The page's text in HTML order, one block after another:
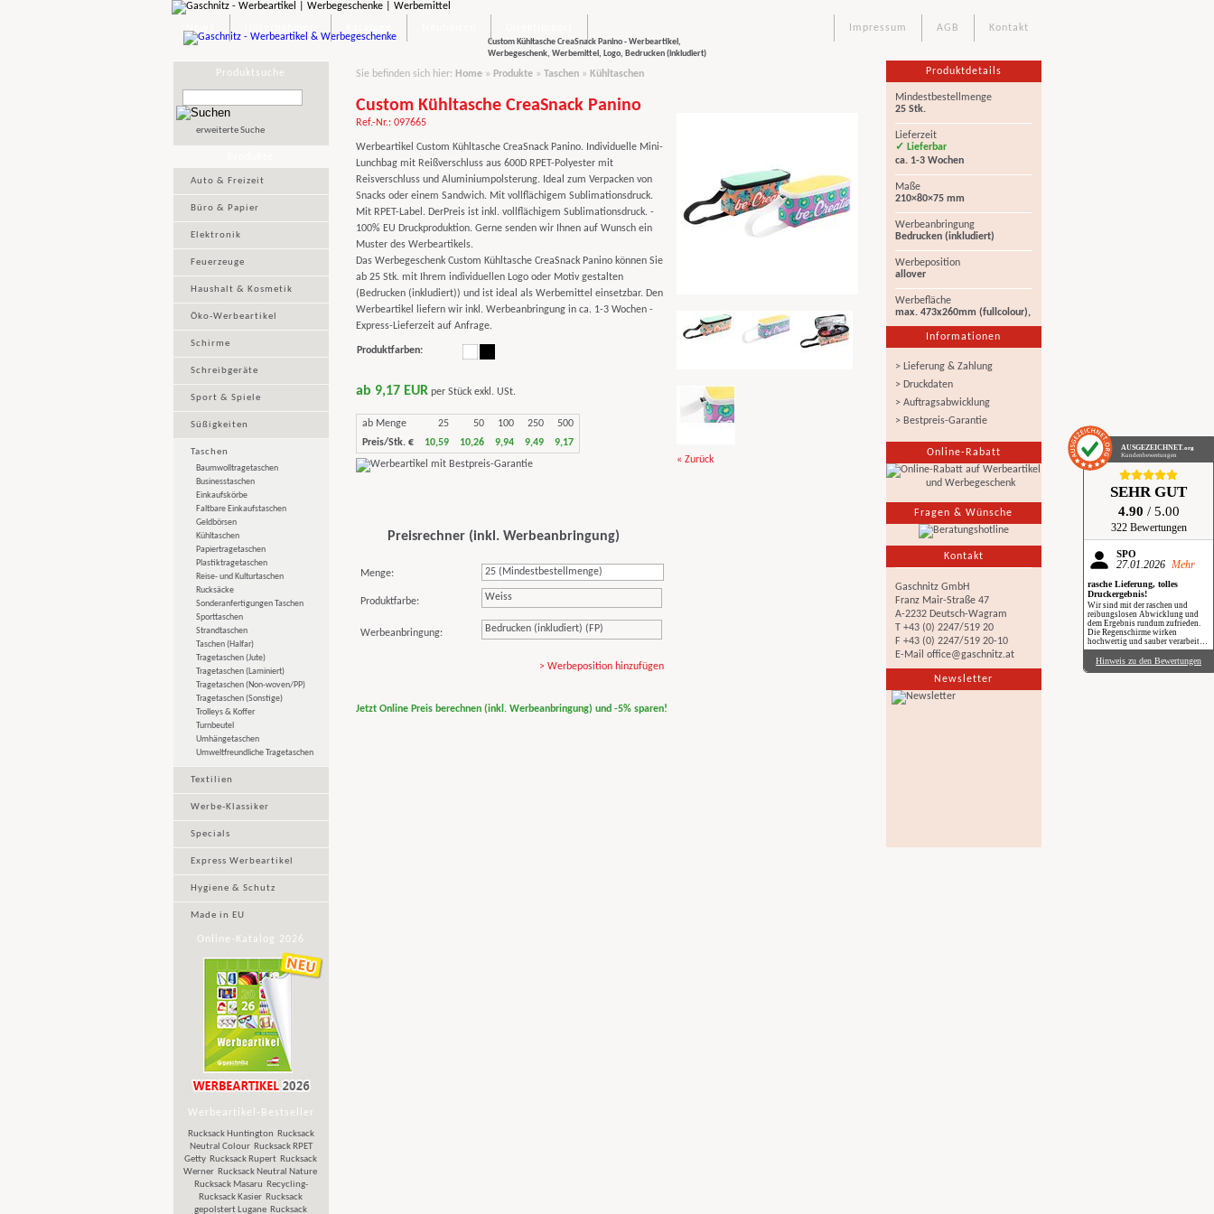
AUSGEZEICHNET.org
Kundenbewertungen
SEHR GUT
4.90 / 5.00
322 Bewertungen
SPÖ
27.01.2026 Mehr
rasche Lieferung, tolles
Druckergebnis!
Wir sind mit der raschen und
reibungslosen Abwicklung und
dem Ergebnis rundum zufrieden.
Die Regenschirme wirken
hochwertig und sauber verarbeitet.
Besonders positiv: Der Druck ist
gestochen scharf, farbintensiv und
auch bei genauerem Hinsehen sehr
Hinweis zu den Bewertungen
Custom Kühltasche CreaSnack Panino - Werbeartikel,
Werbegeschenk, Werbemittel, Logo, Bedrucken (inkludiert)
Kontakt
AGB
Impressum
Produktsuche
erweiterte Suche
Auto & Freizeit
Büro & Papier
Elektronik
Feuerzeuge
Haushalt & Kosmetik
Öko-Werbeartikel
Schirme
Schreibgeräte
Sport & Spiele
Süßigkeiten
Taschen
Baumwolltragetaschen
Businesstaschen
Einkaufskörbe
Faltbare Einkaufstaschen
Geldbörsen
Kühltaschen
Papiertragetaschen
Plastiktragetaschen
Reise- und Kulturtaschen
Rucksäcke
Sonderanfertigungen Taschen
Sporttaschen
Strandtaschen
Taschen (Halfar)
Tragetaschen (Jute)
Tragetaschen (Laminiert)
Tragetaschen (Non-woven/PP)
Tragetaschen (Sonstige)
Trolleys & Koffer
Turnbeutel
Umhängetaschen
Umweltfreundliche Tragetaschen
Textilien
Werbe-Klassiker
Specials
Express Werbeartikel
Hygiene & Schutz
Made in EU
Online-Katalog 2026
Werbeartikel-Bestseller
Rucksack Huntington Rucksack
Neutral Colour Rucksack RPET
Getty Rucksack Rupert Rucksack
Werner Rucksack Neutral Nature
Rucksack Masaru Recycling-
Rucksack Kasier Rucksack
gepolstert Lugane Rucksack
Sie befinden sich hier: Home» Produkte» Taschen» Kühltaschen
Custom Kühltasche CreaSnack Panino
Ref.-Nr.: 097665
Werbeartikel Custom Kühltasche CreaSnack Panino. Individuelle Mini-
Lunchbag mit Reißverschluss aus 600D RPET-Polyester mit
Reisverschluss und Aluminiumpolsterung. Ideal zum Verpacken von
Snacks oder einem Sandwich. Mit vollflächigem Sublimationsdruck.
Mit RPET-Label. DerPreis ist inkl. vollflächigem Sublimationsdruck. -
100% EU Druckproduktion. Gerne senden wir Ihnen auf Wunsch ein
Muster des Werbeartikels.
Das Werbegeschenk Custom Kühltasche CreaSnack Panino können Sie
ab 25 Stk. mit Ihrem individuellen Logo oder Motiv gestalten
(Bedrucken (inkludiert)) und ist ideal als Werbemittel einsetzbar. Den
Werbeartikel liefern wir inkl. Werbeanbringung in ca. 1-3 Wochen -
Express-Lieferzeit auf Anfrage.
Produktfarben:
ab 9,17 EURper Stück exkl. USt.
ab Menge 25 50 100 250
500
Preis/Stk. €
10,59 10,26 9,94 9,49 9,17
Preisrechner (inkl. Werbeanbringung)
Menge:
Produktfarbe: Weiss
Werbeanbringung: Bedrucken (inkludiert) (FP)
> Werbeposition hinzufügen
Jetzt Online Preis berechnen (inkl. Werbeanbringung) und -5% sparen!
« Zurück
Produktdetails
Mindestbestellmenge
25 Stk.
Lieferzeit
✓ Lieferbar
ca. 1-3 Wochen
Maße
210×80×75 mm
Werbeanbringung
Bedrucken (inkludiert)
Werbeposition
allover
Werbefläche
max. 473x260mm (fullcolour),
Informationen
> Lieferung & Zahlung
> Druckdaten
> Auftragsabwicklung
> Bestpreis-Garantie
Online-Rabatt
Fragen & Wünsche
Kontakt
Gaschnitz GmbH
Franz Mair-Straße 47
A-2232 Deutsch-Wagram
T +43 (0) 2247/519 20
F +43 (0) 2247/519 20-10
E-Mail office@gaschnitz.at
Newsletter